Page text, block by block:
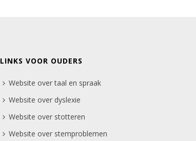
LINKS VOOR OUDERS
Website over taal en spraak
Website over dyslexie
Website over stotteren
Website over stemproblemen